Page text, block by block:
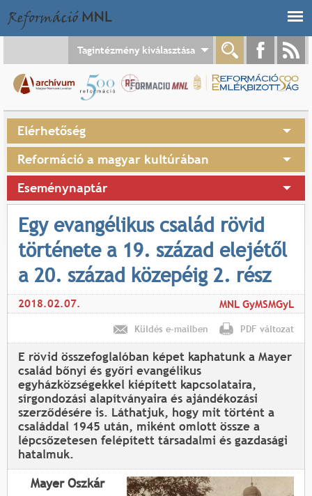
Tagintézmény kiválasztása
Elérhetőség
Reformáció a magyar kultúrában
Eseménynaptár
Egy evangélikus család rövid
története a 19. század elejétől
a 20. század közepéig 2. rész
2018.02.07. MNL GyMSMGyL
Küldés e-mailben PDF változat
E rövid összefoglalóban képet kaphatunk a Mayer
család bőnyi és győri evangélikus
egyházközségekkel kiépített kapcsolataira,
sírgondozási alapítványaira és ajándékozási
szerződésére is. Láthatjuk, hogy mit történt a
családdal 1945 után, miként omlott össze a
lépcsőzetesen felépített társadalmi és gazdasági
hatalmuk.
Mayer Oszkár